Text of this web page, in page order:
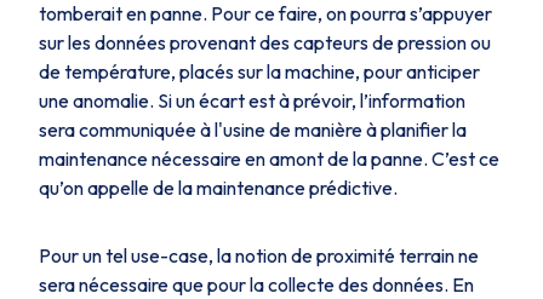
tomberait en panne. Pour ce faire, on pourra s’appuyer
sur les données provenant des capteurs de pression ou
de température, placés sur la machine, pour anticiper
une anomalie. Si un écart est à prévoir, l’information
sera communiquée à l'usine de manière à planifier la
maintenance nécessaire en amont de la panne. C’est ce
qu’on appelle de la maintenance prédictive.
Pour un tel use-case, la notion de proximité terrain ne
sera nécessaire que pour la collecte des données. En